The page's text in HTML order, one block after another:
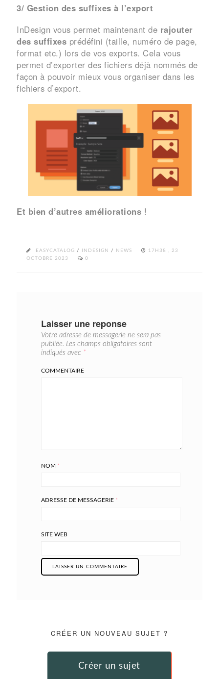
3/ Gestion des suffixes à l’export
InDesign vous permet maintenant de rajouter
des suffixes prédéfini (taille, numéro de page,
format etc.) lors de vos exports. Cela vous
permet d’exporter des fichiers déjà nommés de
façon à pouvoir mieux vous organiser dans les
fichiers d’export.
Et bien d’autres améliorations !
EASYCATALOG / INDESIGN / NEWS
17H38 , 23
OCTOBRE 2023
0
Laisser une reponse
Votre adresse de messagerie ne sera pas
publiée. Les champs obligatoires sont
indiqués avec *
COMMENTAIRE
NOM *
ADRESSE DE MESSAGERIE *
SITE WEB
CRÉER UN NOUVEAU SUJET ?
Créer un sujet